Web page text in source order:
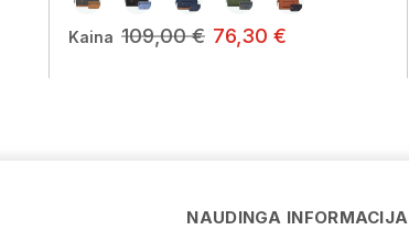
Kaina 109,00 € 76,30 €
NAUDINGA INFORMACIJA